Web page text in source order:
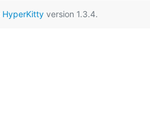
HyperKitty version 1.3.4.